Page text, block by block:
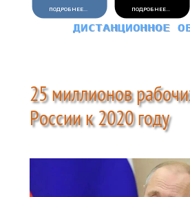
25 миллионов
России к 2020 году